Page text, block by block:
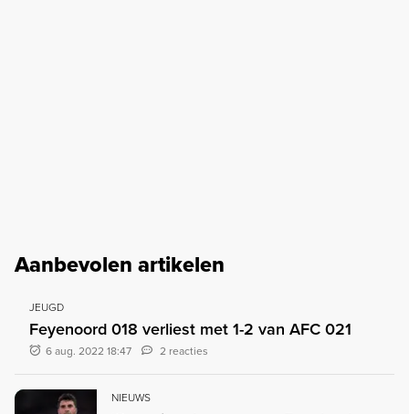
Aanbevolen artikelen
JEUGD
Feyenoord 018 verliest met 1-2 van AFC 021
6 aug. 2022 18:47 2 reacties
NIEUWS